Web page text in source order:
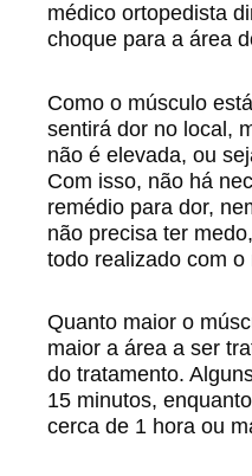
médico ortopedista
choque para a área
Como o músculo
sentirá dor no local,
não é elevada, ou
Com isso, não há
remédio para dor,
não precisa ter
todo realizado com o
Quanto maior o
maior a área a ser
do tratamento.
15 minutos,
cerca de 1 hora ou